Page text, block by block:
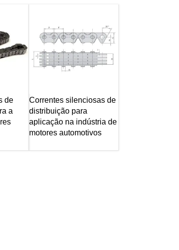
de
a
Correntes silenciosas de
distribuição para
aplicação na indústria de
motores automotivos